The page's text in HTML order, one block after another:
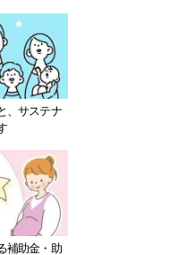
、サステナ
補助金・助